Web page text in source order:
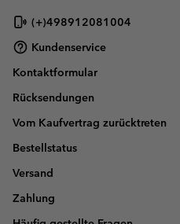
(+)498912081004
Kundenservice
Kontaktformular
Rücksendungen
Vom Kaufvertrag zurücktreten
Bestellstatus
Versand
Zahlung